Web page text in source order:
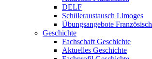
DELF
Schüleraustausch Limoges
Übungsangebote Französisch
Geschichte
Fachschaft Geschichte
Aktuelles Geschichte